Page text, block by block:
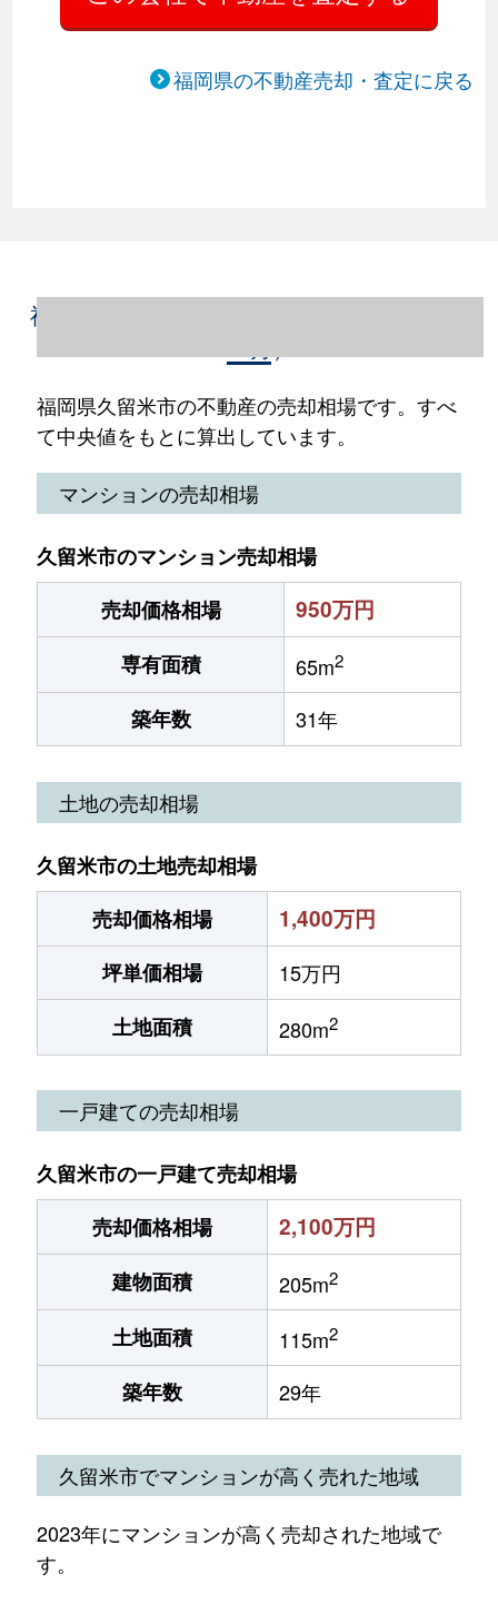
福岡県の不動産売却・査定に戻る
福岡県久留米市の不動産売却情報（2023年1
福岡県久留米市の不動産の売却相場です。すべ
て中央値をもとに算出しています。
マンションの売却相場
久留米市のマンション売却相場
売却価格相場
950万円
専有面積 65m2
築年数 31年
土地の売却相場
久留米市の土地売却相場
売却価格相場
1,400万円
坪単価相場
15万円
土地面積
280m2
一戸建ての売却相場
久留米市の一戸建て売却相場
売却価格相場
2,100万円
建物面積 205m2
土地面積 115m2
築年数 29年
久留米市でマンションが高く売れた地域
2023年にマンションが高く売却された地域で
す。